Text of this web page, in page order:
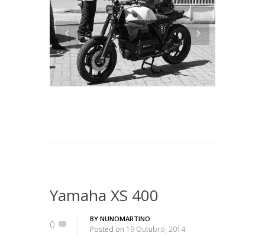
Yamaha XS 400
0 BY NUNOMARTINO
Posted on 19 Outubro, 2014